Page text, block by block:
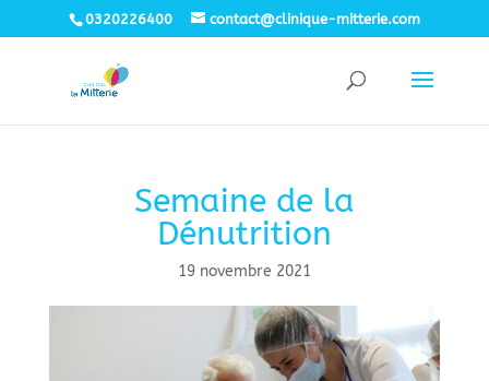
0320226400 contact@clinique-mitterie.com
Semaine de la
Dénutrition
19 novembre 2021